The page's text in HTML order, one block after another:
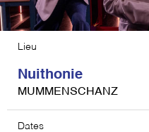
Lieu
Nuithonie
MUMMENSCHANZ
Dates